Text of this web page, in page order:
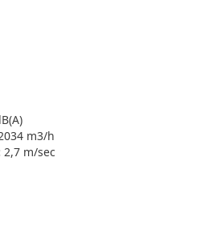
m3/h
2,7 m/sec